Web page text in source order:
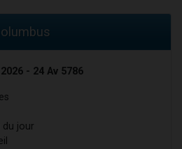
- 24 Av 5786
du jour